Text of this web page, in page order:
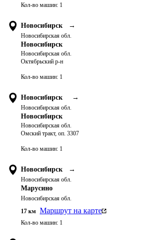
Кол-во машин: 1
Новосибирск →
Новосибирская обл.
Новосибирск
Новосибирская обл.
Октябрьский р-н
Кол-во машин: 1
Новосибирск →
Новосибирская обл.
Новосибирск
Новосибирская обл.
Омский тракт, оп. 3307
Кол-во машин: 1
Новосибирск →
Новосибирская обл.
Марусино
Новосибирская обл.
17 км Маршрут на карте
Кол-во машин: 1